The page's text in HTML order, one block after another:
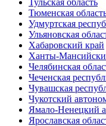
Тюменская
Удмуртская
Ульяновская
Хабаровский край
Ханты-
Челябинская
Чеченская
Чувашская
Чукотский
Ямало-Ненецкий
Ярославская